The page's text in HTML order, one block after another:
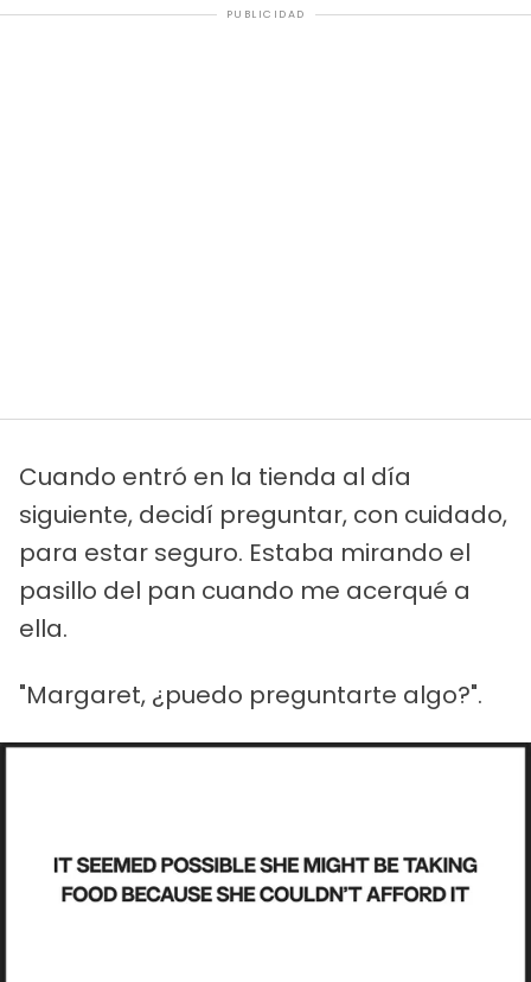
PUBLICIDAD
Cuando entró en la tienda al día
siguiente, decidí preguntar, con cuidado,
para estar seguro. Estaba mirando el
pasillo del pan cuando me acerqué a
ella.
"Margaret, ¿puedo preguntarte algo?".